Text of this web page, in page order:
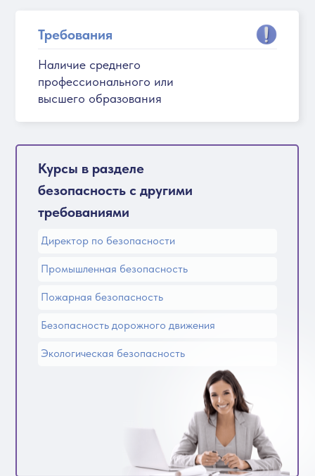
Курсы в разделе
безопасность с другими
требованиями
Наличие среднего
профессионального или
высшего образования
Требования
Директор по безопасности
Промышленная безопасность
Пожарная безопасность
Безопасность дорожного движения
Экологическая безопасность